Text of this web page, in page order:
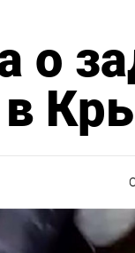
о
в